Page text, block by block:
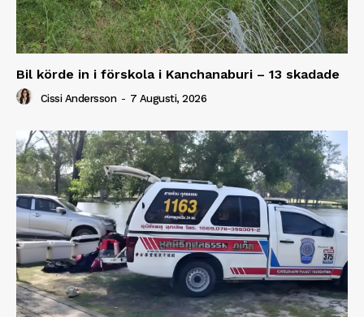
Bil körde in i förskola i Kanchanaburi – 13 skadade
Cissi Andersson - 7 Augusti, 2026